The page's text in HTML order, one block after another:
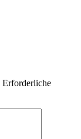
Erforderliche